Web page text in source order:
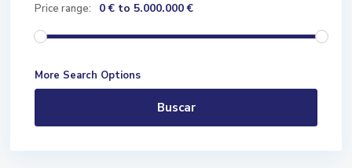
Price range: 0 € to 5.000.000 €
More Search Options
Buscar